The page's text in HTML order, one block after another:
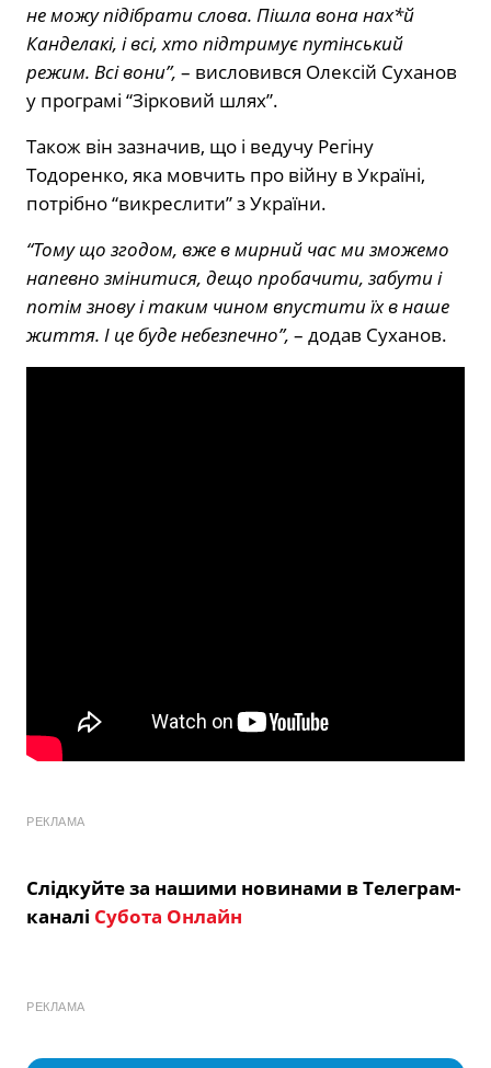
не можу підібрати слова. Пішла вона нах*й
Канделакі, і всі, хто підтримує путінський
режим. Всі вони”, – висловився Олексій Суханов
у програмі “Зірковий шлях”.
Також він зазначив, що і ведучу Регіну
Тодоренко, яка мовчить про війну в Україні,
потрібно “викреслити” з України.
“Тому що згодом, вже в мирний час ми зможемо
напевно змінитися, дещо пробачити, забути і
потім знову і таким чином впустити їх в наше
життя. І це буде небезпечно”, – додав Суханов.
РЕКЛАМА
Слідкуйте за нашими новинами в Телеграм-
каналі Субота Онлайн
РЕКЛАМА